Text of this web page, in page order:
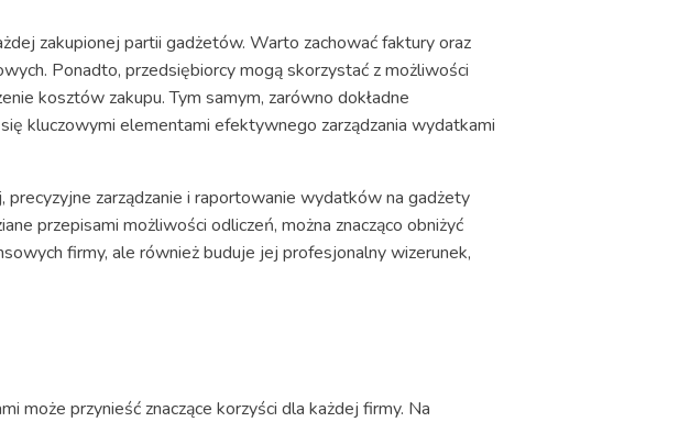
zakupionej partii gadżetów. Warto zachować faktury oraz
Ponadto, przedsiębiorcy mogą skorzystać z możliwości
kosztów zakupu. Tym samym, zarówno dokładne
kluczowymi elementami efektywnego zarządzania wydatkami
precyzyjne zarządzanie i raportowanie wydatków na gadżety
przepisami możliwości odliczeń, można znacząco obniżyć
firmy, ale również buduje jej profesjonalny wizerunek,
może przynieść znaczące korzyści dla każdej firmy. Na